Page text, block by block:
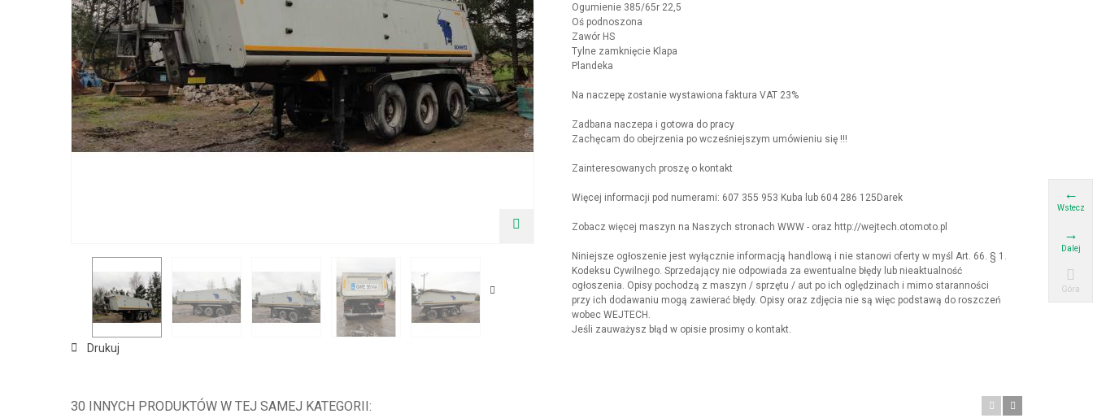
Drukuj
Ogumienie 385/65r 22,5
Oś podnoszona
Zawór HS
Tylne zamknięcie Klapa
Plandeka
Na naczepę zostanie wystawiona faktura VAT 23%
Zadbana naczepa i gotowa do pracy
Zachęcam do obejrzenia po wcześniejszym umówieniu się !!!
Zainteresowanych proszę o kontakt
Więcej informacji pod numerami: 607 355 953 Kuba lub 604 286 125Darek
Zobacz więcej maszyn na Naszych stronach WWW - oraz http://wejtech.otomoto.pl
Niniejsze ogłoszenie jest wyłącznie informacją handlową i nie stanowi oferty w myśl Art. 66. § 1.
Kodeksu Cywilnego. Sprzedający nie odpowiada za ewentualne błędy lub nieaktualność
ogłoszenia. Opisy pochodzą z maszyn / sprzętu / aut po ich oględzinach i mimo staranności
przy ich dodawaniu mogą zawierać błędy. Opisy oraz zdjęcia nie są więc podstawą do roszczeń
wobec WEJTECH.
Jeśli zauważysz błąd w opisie prosimy o kontakt.
30 INNYCH PRODUKTÓW W TEJ SAMEJ KATEGORII:
Wstecz
Dalej
Góra